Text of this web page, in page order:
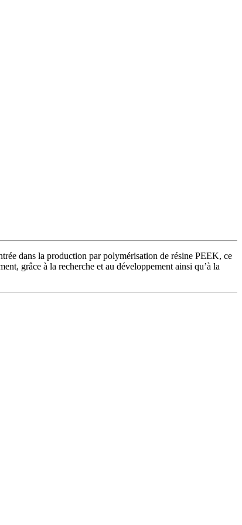
dans la production par polymérisation de résine PEEK, ce
grâce à la recherche et au développement ainsi qu’à la